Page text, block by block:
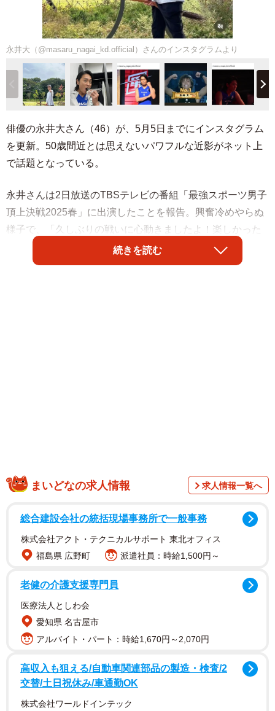
永井大（@masaru_nagai_kd.official）さんのインスタグラムより
俳優の永井大さん（46）が、5月5日までにインスタグラム
を更新。50歳間近とは思えないパワフルな近影がネット上
で話題となっている。
永井さんは2日放送のTBSテレビの番組「最強スポーツ男子
頂上決戦2025春」に出演したことを報告。 興奮冷めやらぬ
様子で、「久しぶりの戦いに心動きましたよ！楽しかった
思いのほかアスリートとしてのトレーニングが
出来ていなかったのですが、まずまずおじさんなりにやれ
肉体を駆使した番組を家族でみられたのが嬉しくてなりま
だまだ負けない様に日々、努力しながらパフォーマンスし
ていきたいと思います」と投稿を締めくくった。
続きを読む
まいどなの求人情報 求人情報一覧へ
総合建設会社の統括現場事務所で一般事務
株式会社アクト・テクニカルサポート 東北オフィス
福島県 広野町
派遣社員：時給1,500円～
老健の介護支援専門員
医療法人としわ会
愛知県 名古屋市
アルバイト・パート：時給1,670円～2,070円
高収入も狙える/自動車関連部品の製造・検査/2
交替/土日祝休み/車通勤OK
株式会社ワールドインテック